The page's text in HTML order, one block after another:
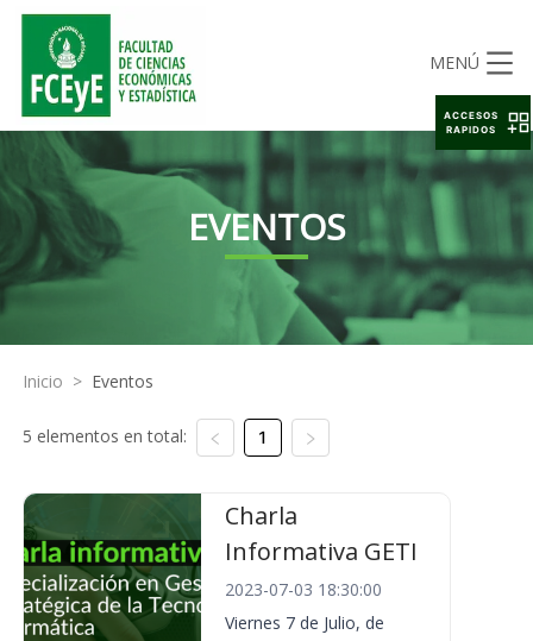
MENÚ
EVENTOS
Inicio > Eventos
5 elementos en total: 1
Charla
Informativa GETI
2023-07-03 18:30:00
Viernes 7 de Julio, de
ACCESOS
RAPIDOS